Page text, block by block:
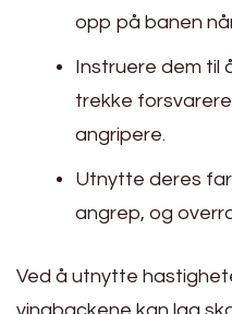
opp på banen
Instruere dem til
trekke
angripere.
Utnytte deres
angrep, og
Ved å utnytte
vingbackene kan lag